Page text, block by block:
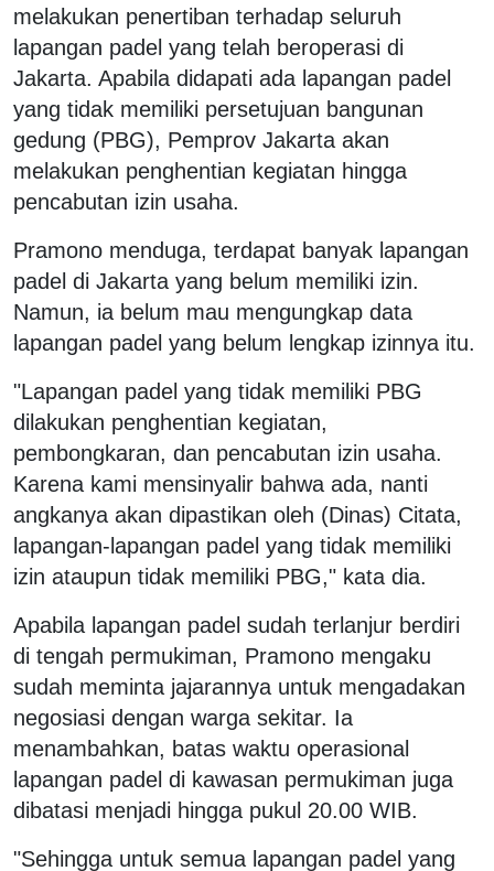
melakukan penertiban terhadap seluruh
lapangan padel yang telah beroperasi di
Jakarta. Apabila didapati ada lapangan padel
yang tidak memiliki persetujuan bangunan
gedung (PBG), Pemprov Jakarta akan
melakukan penghentian kegiatan hingga
pencabutan izin usaha.
Pramono menduga, terdapat banyak lapangan
padel di Jakarta yang belum memiliki izin.
Namun, ia belum mau mengungkap data
lapangan padel yang belum lengkap izinnya itu.
"Lapangan padel yang tidak memiliki PBG
dilakukan penghentian kegiatan,
pembongkaran, dan pencabutan izin usaha.
Karena kami mensinyalir bahwa ada, nanti
angkanya akan dipastikan oleh (Dinas) Citata,
lapangan-lapangan padel yang tidak memiliki
izin ataupun tidak memiliki PBG," kata dia.
Apabila lapangan padel sudah terlanjur berdiri
di tengah permukiman, Pramono mengaku
sudah meminta jajarannya untuk mengadakan
negosiasi dengan warga sekitar. Ia
menambahkan, batas waktu operasional
lapangan padel di kawasan permukiman juga
dibatasi menjadi hingga pukul 20.00 WIB.
"Sehingga untuk semua lapangan padel yang